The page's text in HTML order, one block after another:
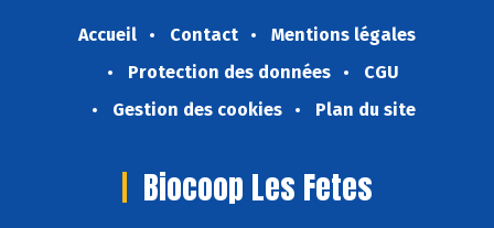
Accueil Contact
Mentions légales
Protection des données
CGU
Gestion des cookies
Plan du site
Biocoop Les Fetes